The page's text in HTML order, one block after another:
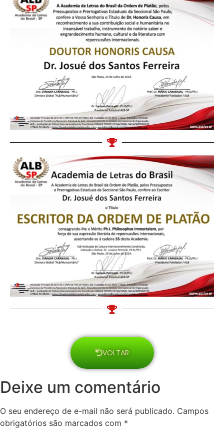
VOLTAR
Deixe um comentário
O seu endereço de e-mail não será publicado. Campos
obrigatórios são marcados com *